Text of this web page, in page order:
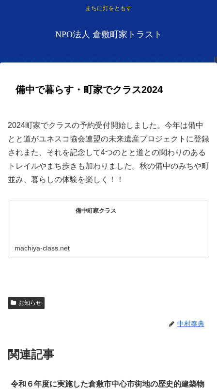
まちに灯をともす
NPO法人 倉敷町家トラスト
備中で暮らす・町家でクラス2024
2024町家でクラスの予約受付開始しました。今年は備中
とと道がユネスコ協会連盟の未来遺産プロジェクトに登録
されまた、それを記念して4つのとと道との関わりのある
トレイルやまち歩きも加わりました。秋の備中のみちや町
並み、暮らしの体験を楽しく！！
備中町家クラス
machiya-class.net
お知らせ
中村泰典
関連記事
令和６年度に実施した倉敷市中心市街地の歴史的建築物